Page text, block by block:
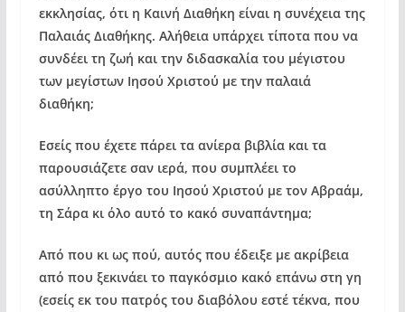
εκκλησίας, ότι η Καινή Διαθήκη είναι η συνέχεια της
Παλαιάς Διαθήκης. Αλήθεια υπάρχει τίποτα που να
συνδέει τη ζωή και την διδασκαλία του μέγιστου
των μεγίστων Ιησού Χριστού με την παλαιά
διαθήκη;
Εσείς που έχετε πάρει τα ανίερα βιβλία και τα
παρουσιάζετε σαν ιερά, που συμπλέει το
ασύλληπτο έργο του Ιησού Χριστού με τον Αβραάμ,
τη Σάρα κι όλο αυτό το κακό συναπάντημα;
Από που κι ως πού, αυτός που έδειξε με ακρίβεια
από που ξεκινάει το παγκόσμιο κακό επάνω στη γη
(εσείς εκ του πατρός του διαβόλου εστέ τέκνα, που